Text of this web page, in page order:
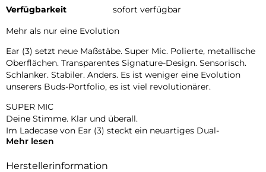
Verfügbarkeit
sofort verfügbar
Mehr als nur eine Evolution
Ear (3) setzt neue Maßstäbe. Super Mic. Polierte, metallische
Oberflächen. Transparentes Signature-Design. Sensorisch.
Schlanker. Stabiler. Anders. Es ist weniger eine Evolution
unserers Buds-Portfolio, es ist viel revolutionärer.
SUPER MIC
Deine Stimme. Klar und überall.
Im Ladecase von Ear (3) steckt ein neuartiges Dual-
Mikrofonsystem mit Umgebungsfilterung. Wir nennen es
Umgebungsgeräusche bis zu 95 dB aus – für kristallklare
Mehr lesen
Herstellerinformation